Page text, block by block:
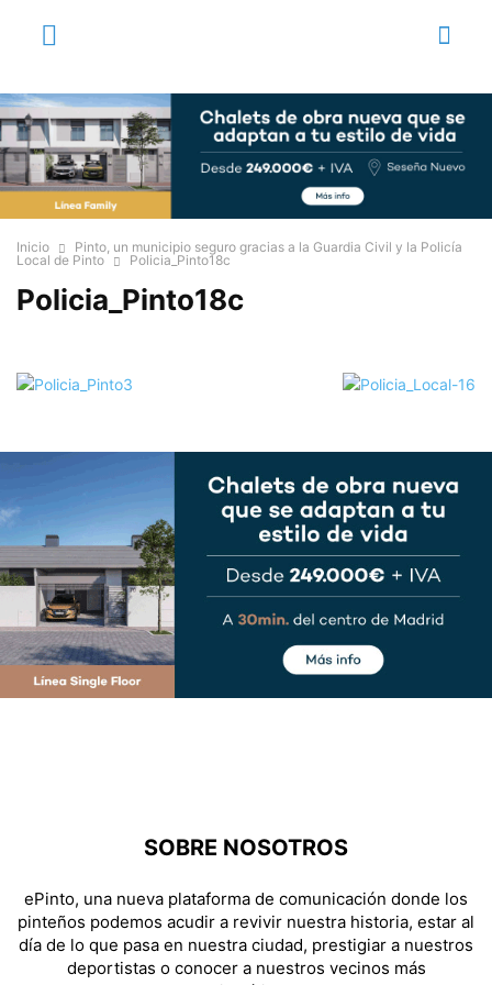
Inicio
Pinto, un municipio seguro gracias a la Guardia Civil y la Policía
Local de Pinto
Policia_Pinto18c
Policia_Pinto18c
SOBRE NOSOTROS
ePinto, una nueva plataforma de comunicación donde los
pinteños podemos acudir a revivir nuestra historia, estar al
día de lo que pasa en nuestra ciudad, prestigiar a nuestros
deportistas o conocer a nuestros vecinos más